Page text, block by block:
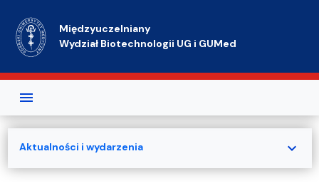
Międzyuczelniany
Wydział Biotechnologii UG i GUMed
Aktualności i wydarzenia expand_more